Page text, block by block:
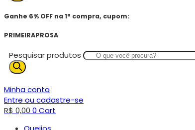
Ganhe 6% OFF na 1ª compra, cupom:
PRIMEIRAPROSA
Pesquisar produtos
Minha conta
Entre ou cadastre-se
R$ 0,00 0 Cart